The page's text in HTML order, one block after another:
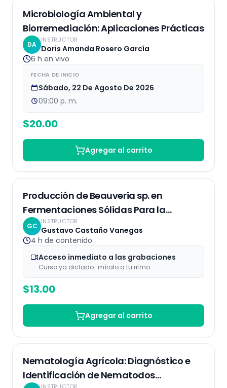
Microbiología Ambiental y
Biorremediación: Aplicaciones Prácticas
DA
INSTRUCTOR
Doris Amanda Rosero García
6 h en vivo
FECHA DE INICIO
Sábado, 22 De Agosto De 2026
09:00 p. m.
$20.00
Agregar al carrito
Producción de Beauveria sp. en
Fermentaciones Sólidas Para la
Eliminación de Plagas
GC
INSTRUCTOR
Gustavo Castaño Vanegas
4 h de contenido
Acceso inmediato a las grabaciones
Curso ya dictado · míralo a tu ritmo
$13.00
Agregar al carrito
Grabaciones
Nematología Agrícola: Diagnóstico e
Identificación de Nematodos